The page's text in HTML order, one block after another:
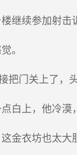
继续参加射击
。
门关上了，
上，他冷漠
金衣坊也太大